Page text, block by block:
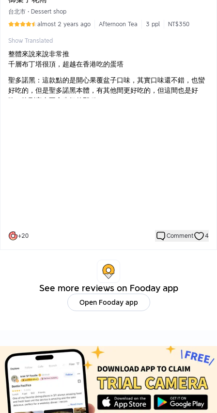
黃油松茸蟹肉：就是用奶油去炒這兩樣，比熱炒店口味再清淡些
清蒸龍虎斑：肉質超屌，居然可以吃到彈牙有嚼勁的魚肉，我甚至
豆腐奶：其實就是炸起司包，也是好吃，但感覺配點果醬會比較
好，不然那個酥皮滿膩的
台北市 • Dessert shop
almost 2 years ago
Afternoon Tea 3 ppl NT$350
Show Translated
整體來說來說非常推
千層布丁塔很頂，超越在香港吃的蛋塔
聖多諾黑：這款點的是開心果覆盆子口味，其實口味還不錯，也蠻
好吃的，但是聖多諾黑本體，有其他間更好吃的，但這間也是好
吃，吃到完全不會生氣的那種
+20 Comment 4
See more reviews on Fooday app
Open Fooday app